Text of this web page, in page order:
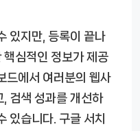
있지만, 등록이 끝나
핵심적인 정보가 제공
드에서 여러분의 웹사
검색 성과를 개선하
있습니다. 구글 서치